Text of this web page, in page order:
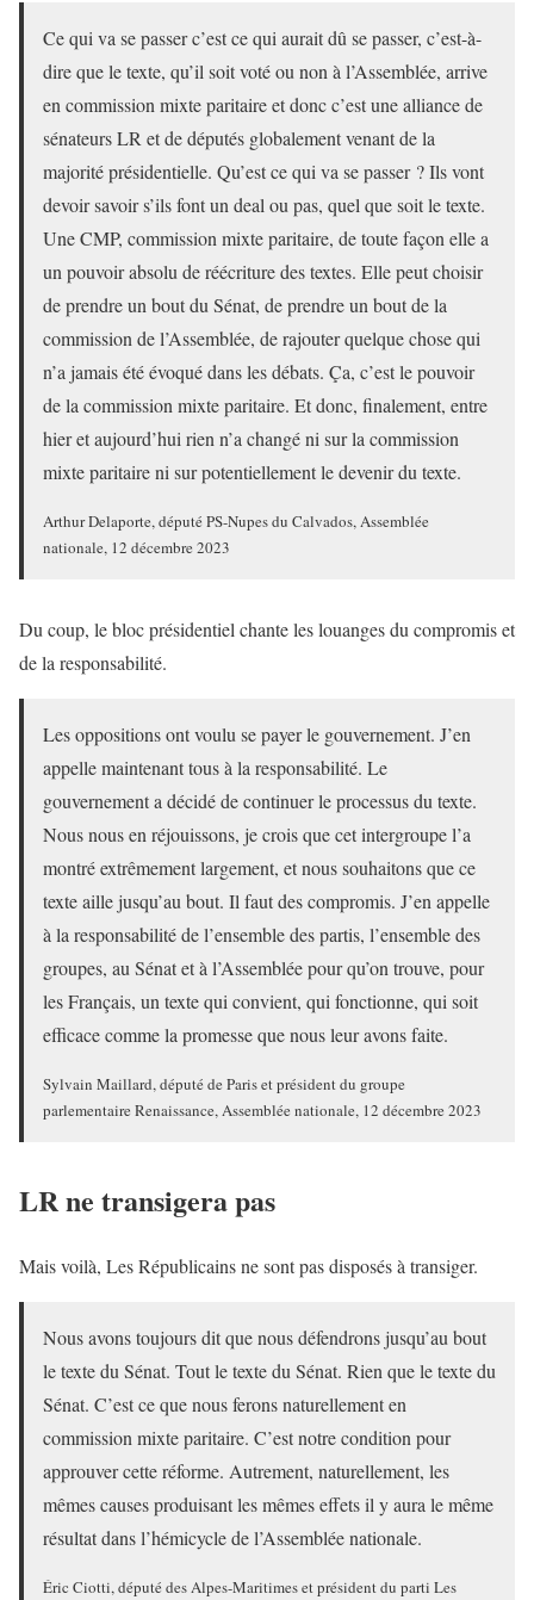
Ce qui va se passer c’est ce qui aurait dû se passer, c’est-à-
dire que le texte, qu’il soit voté ou non à l’Assemblée, arrive
en commission mixte paritaire et donc c’est une alliance de
sénateurs LR et de députés globalement venant de la
majorité présidentielle. Qu’est ce qui va se passer ? Ils vont
devoir savoir s’ils font un deal ou pas, quel que soit le texte.
Une CMP, commission mixte paritaire, de toute façon elle a
un pouvoir absolu de réécriture des textes. Elle peut choisir
de prendre un bout du Sénat, de prendre un bout de la
commission de l’Assemblée, de rajouter quelque chose qui
n’a jamais été évoqué dans les débats. Ça, c’est le pouvoir
de la commission mixte paritaire. Et donc, finalement, entre
hier et aujourd’hui rien n’a changé ni sur la commission
mixte paritaire ni sur potentiellement le devenir du texte.
Arthur Delaporte, député PS-Nupes du Calvados, Assemblée
nationale, 12 décembre 2023
Du coup, le bloc présidentiel chante les louanges du compromis et
de la responsabilité.
Les oppositions ont voulu se payer le gouvernement. J’en
appelle maintenant tous à la responsabilité. Le
gouvernement a décidé de continuer le processus du texte.
Nous nous en réjouissons, je crois que cet intergroupe l’a
montré extrêmement largement, et nous souhaitons que ce
texte aille jusqu’au bout. Il faut des compromis. J’en appelle
à la responsabilité de l’ensemble des partis, l’ensemble des
groupes, au Sénat et à l’Assemblée pour qu’on trouve, pour
les Français, un texte qui convient, qui fonctionne, qui soit
efficace comme la promesse que nous leur avons faite.
Sylvain Maillard, député de Paris et président du groupe
parlementaire Renaissance, Assemblée nationale, 12 décembre 2023
LR ne transigera pas
Mais voilà, Les Républicains ne sont pas disposés à transiger.
Nous avons toujours dit que nous défendrons jusqu’au bout
le texte du Sénat. Tout le texte du Sénat. Rien que le texte du
Sénat. C’est ce que nous ferons naturellement en
commission mixte paritaire. C’est notre condition pour
approuver cette réforme. Autrement, naturellement, les
mêmes causes produisant les mêmes effets il y aura le même
résultat dans l’hémicycle de l’Assemblée nationale.
Éric Ciotti, député des Alpes-Maritimes et président du parti Les